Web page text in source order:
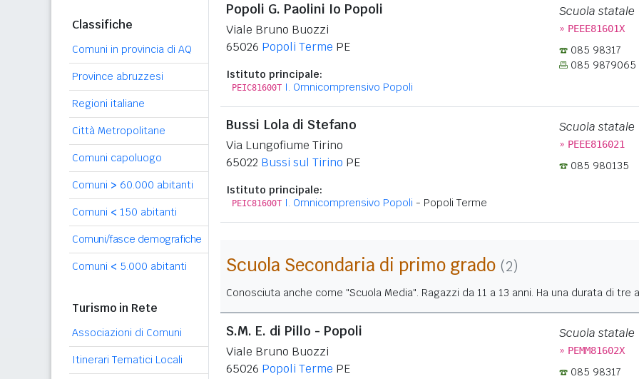
Classifiche
Comuni in provincia di AQ
Province abruzzesi
Regioni italiane
Città Metropolitane
Comuni capoluogo
Comuni > 60.000 abitanti
Comuni < 150 abitanti
Comuni/fasce demografiche
Comuni < 5.000 abitanti
Turismo in Rete
Associazioni di Comuni
Itinerari Tematici Locali
Popoli G. Paolini Io Popoli
Viale Bruno Buozzi
65026 Popoli Terme PE
Istituto principale:
PEIC81600T I. Omnicomprensivo Popoli
Scuola statale
» PEEE81601X
085 98317
085 9879065
Bussi Lola di Stefano
Via Lungofiume Tirino
65022 Bussi sul Tirino PE
Istituto principale:
PEIC81600T I. Omnicomprensivo Popoli - Popoli Terme
Scuola statale
» PEEE816021
085 980135
Scuola Secondaria di primo grado (2)
Conosciuta anche come "Scuola Media". Ragazzi da 11 a 13 anni. Ha una durata di tre
S.M. E. di Pillo - Popoli
Viale Bruno Buozzi
65026 Popoli Terme PE
Scuola statale
» PEMM81602X
085 98317